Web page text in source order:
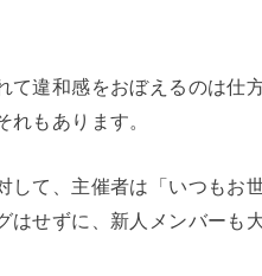
て違和感をおぼえるのは仕
れもあります。
して、主催者は「いつもお
はせずに、新人メンバーも